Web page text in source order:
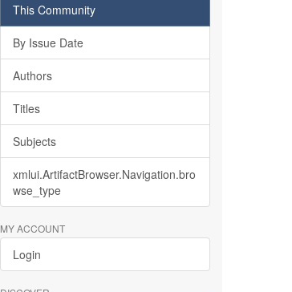
This Community
By Issue Date
Authors
Titles
Subjects
xmlui.ArtifactBrowser.Navigation.bro
wse_type
MY ACCOUNT
Login